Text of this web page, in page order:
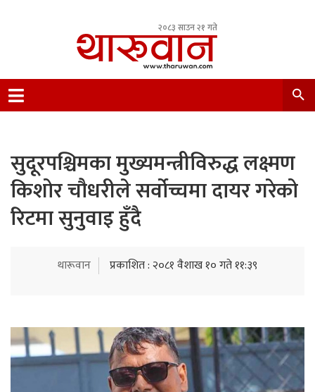
२०८३ साउन २१ गते
Nepal.
सुदूरपश्चिमका मुख्यमन्त्रीविरुद्ध लक्ष्मण
किशोर चौधरीले सर्वोच्चमा दायर गरेको
रिटमा सुनुवाइ हुँदै
थारूवान प्रकाशित : २०८१ वैशाख १० गते ११:३९